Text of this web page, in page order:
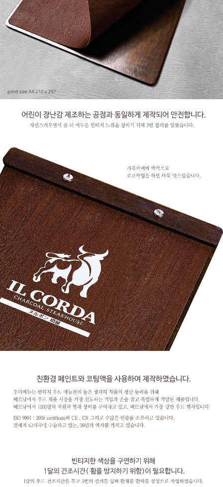
페이코 라이
구매